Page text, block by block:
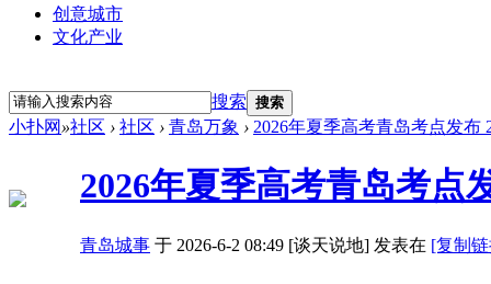
创意城市
文化产业
搜索 搜索
小扑网 »社区 › 社区 › 青岛万象 › 2026年夏季高考青岛考点发布
2026年夏季高考青岛考点
青岛城事 于 2026-6-2 08:49 [谈天说地] 发表在 [复制